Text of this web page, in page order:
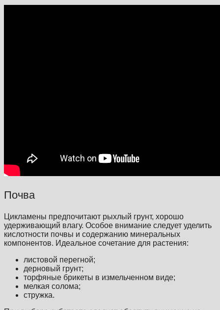
Почва
Цикламены предпочитают рыхлый грунт, хорошо
удерживающий влагу. Особое внимание следует уделить
кислотности почвы и содержанию минеральных
компонентов. Идеальное сочетание для растения:
листовой перегной;
дерновый грунт;
торфяные брикеты в измельченном виде;
мелкая солома;
стружка.